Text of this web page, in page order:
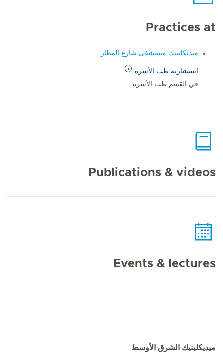
Practices at
ميديكلينيك مستشفى شارع المطار
استشارية طب الأسرة
في القسم طب الأسرة
Publications & videos
Events & lectures
ميديكلينيك الشرق الأوسط